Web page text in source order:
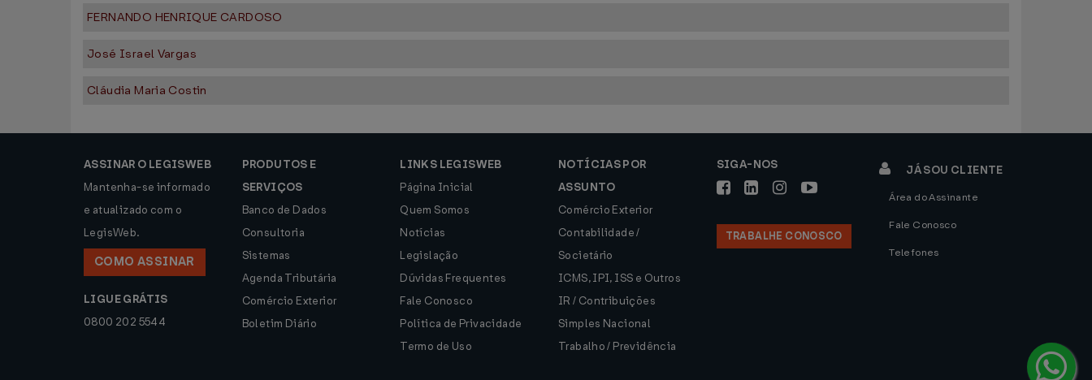
FERNANDO HENRIQUE CARDOSO
José Israel Vargas
Cláudia Maria Costin
ASSINAR O LEGISWEB
Mantenha-se informado
e atualizado com o
LegisWeb.
COMO ASSINAR
LIGUE GRÁTIS
0800 202 5544
PRODUTOS E
SERVIÇOS
Banco de Dados
Consultoria
Sistemas
Agenda Tributária
Comércio Exterior
Boletim Diário
LINKS LEGISWEB
Página Inicial
Quem Somos
Notícias
Legislação
Dúvidas Frequentes
Fale Conosco
Política de Privacidade
Termo de Uso
NOTÍCIAS POR
ASSUNTO
Comércio Exterior
Contabilidade /
Societário
ICMS, IPI, ISS e Outros
IR / Contribuições
Simples Nacional
Trabalho / Previdência
SIGA-NOS
TRABALHE CONOSCO
JÁ SOU CLIENTE
Área do Assinante
Fale Conosco
Telefones